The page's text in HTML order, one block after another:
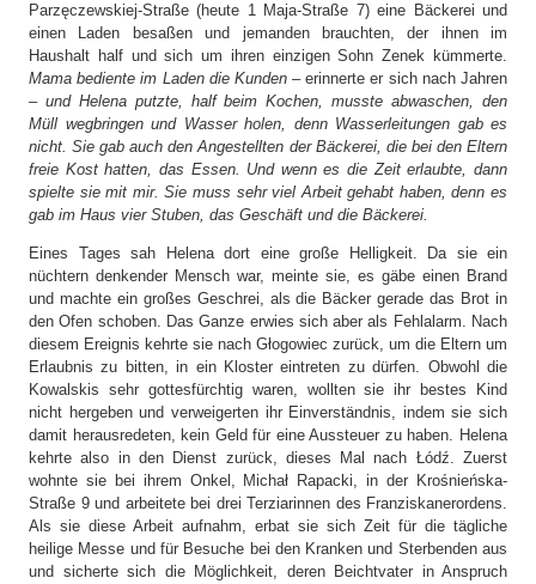
Parzęczewskiej-Straße (heute 1 Maja-Straße 7) eine Bäckerei und
einen Laden besaßen und jemanden brauchten, der ihnen im
Haushalt half und sich um ihren einzigen Sohn Zenek kümmerte.
Mama bediente im Laden die Kunden– erinnerte er sich nach Jahren
– und Helena putzte, half beim Kochen, musste abwaschen, den
Müll wegbringen und Wasser holen, denn Wasserleitungen gab es
nicht. Sie gab auch den Angestellten der Bäckerei, die bei den Eltern
freie Kost hatten, das Essen. Und wenn es die Zeit erlaubte, dann
spielte sie mit mir. Sie muss sehr viel Arbeit gehabt haben, denn es
gab im Haus vier Stuben, das Geschäft und die Bäckerei.
Eines Tages sah Helena dort eine große Helligkeit. Da sie ein
nüchtern denkender Mensch war, meinte sie, es gäbe einen Brand
und machte ein großes Geschrei, als die Bäcker gerade das Brot in
den Ofen schoben. Das Ganze erwies sich aber als Fehlalarm. Nach
diesem Ereignis kehrte sie nach Głogowiec zurück, um die Eltern um
Erlaubnis zu bitten, in ein Kloster eintreten zu dürfen. Obwohl die
Kowalskis sehr gottesfürchtig waren, wollten sie ihr bestes Kind
nicht hergeben und verweigerten ihr Einverständnis, indem sie sich
damit herausredeten, kein Geld für eine Aussteuer zu haben. Helena
kehrte also in den Dienst zurück, dieses Mal nach Łódź. Zuerst
wohnte sie bei ihrem Onkel, Michał Rapacki, in der Krośnieńska-
Straße 9 und arbeitete bei drei Terziarinnen des Franziskanerordens.
Als sie diese Arbeit aufnahm, erbat sie sich Zeit für die tägliche
heilige Messe und für Besuche bei den Kranken und Sterbenden aus
und sicherte sich die Möglichkeit, deren Beichtvater in Anspruch